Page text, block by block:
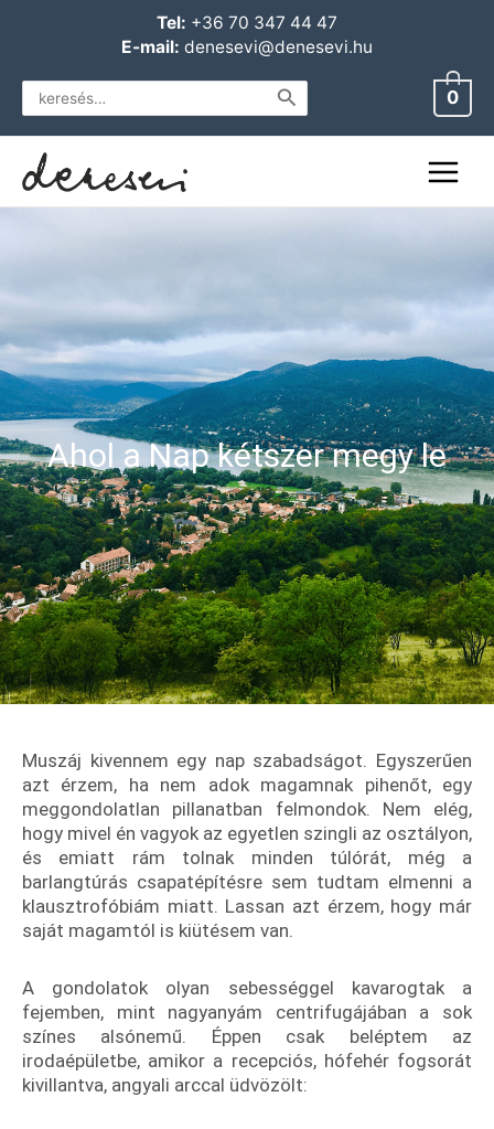
Tel: +36 70 347 44 47
E-mail: denesevi@denesevi.hu
Search
for:
0
Ahol a Nap kétszer megy le
Muszáj kivennem egy nap szabadságot. Egyszerűen
azt érzem, ha nem adok magamnak pihenőt, egy
meggondolatlan pillanatban felmondok. Nem elég,
hogy mivel én vagyok az egyetlen szingli az osztályon,
és emiatt rám tolnak minden túlórát, még a
barlangtúrás csapatépítésre sem tudtam elmenni a
klausztrofóbiám miatt. Lassan azt érzem, hogy már
saját magamtól is kiütésem van.
A gondolatok olyan sebességgel kavarogtak a
fejemben, mint nagyanyám centrifugájában a sok
színes alsónemű. Éppen csak beléptem az
irodaépületbe, amikor a recepciós, hófehér fogsorát
kivillantva, angyali arccal üdvözölt: